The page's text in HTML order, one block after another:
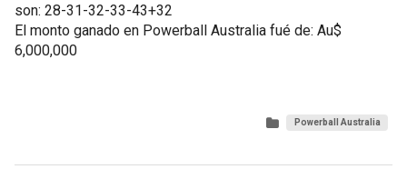
son: 28-31-32-33-43+32
El monto ganado en Powerball Australia fué de: Au$
6,000,000
Powerball Australia